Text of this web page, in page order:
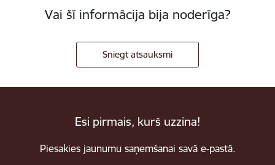
Vai šī informācija bija noderīga?
Sniegt atsauksmi
Esi pirmais, kurš uzzina!
Piesakies jaunumu saņemšanai savā e-pastā.